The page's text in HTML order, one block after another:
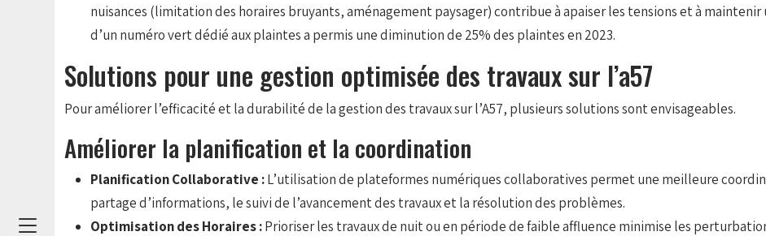
nuisances (limitation des horaires bruyants, aménagement paysager) contribue à apaiser les tensions et à maintenir
d’un numéro vert dédié aux plaintes a permis une diminution de 25% des plaintes en 2023.
Solutions pour une gestion optimisée des travaux sur l’a57
Pour améliorer l’efficacité et la durabilité de la gestion des travaux sur l’A57, plusieurs solutions sont envisageables.
Améliorer la planification et la coordination
Planification Collaborative :L’utilisation de plateformes numériques collaboratives permet une meilleure
partage d’informations, le suivi de l’avancement des travaux et la résolution des problèmes.
Optimisation des Horaires :Prioriser les travaux de nuit ou en période de faible affluence minimise les